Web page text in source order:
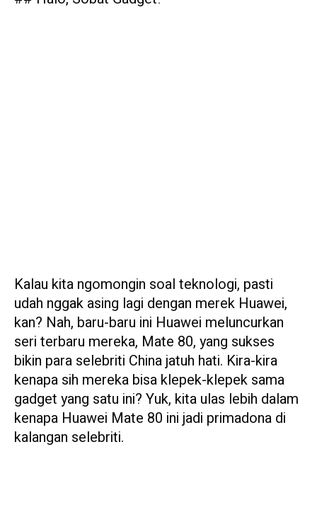
Kalau kita ngomongin soal teknologi, pasti
udah nggak asing lagi dengan merek Huawei,
kan? Nah, baru-baru ini Huawei meluncurkan
seri terbaru mereka, Mate 80, yang sukses
bikin para selebriti China jatuh hati. Kira-kira
kenapa sih mereka bisa klepek-klepek sama
gadget yang satu ini? Yuk, kita ulas lebih dalam
kenapa Huawei Mate 80 ini jadi primadona di
kalangan selebriti.